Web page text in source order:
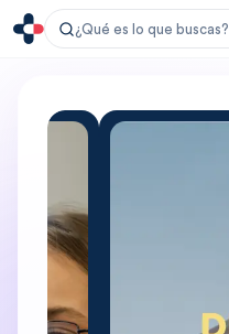
¿Qué es lo que buscas?